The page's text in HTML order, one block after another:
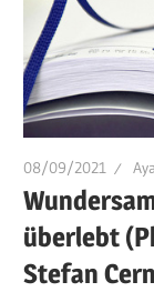
08/09/2021
überlebt
Stefan